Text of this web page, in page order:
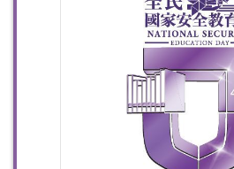
掃一掃關注我們的社交媒體